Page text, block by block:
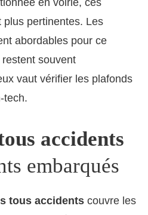
en voirie, ces
plus pertinentes. Les
abordables pour ce
souvent
vaut vérifier les plafonds
tech.
accidents
embarqués
tous accidents couvre les